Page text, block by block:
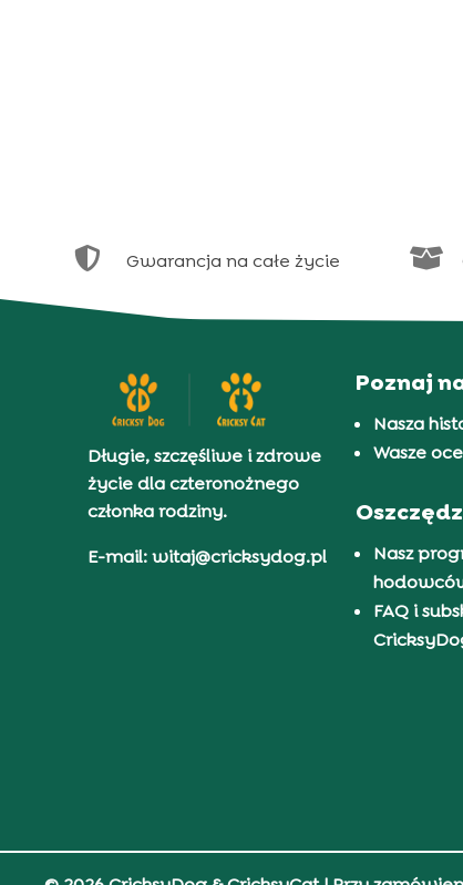
 Gwarancja na całe życie 
Długie, szczęśliwe i zdrowe
życie dla czteronożnego
członka rodziny.
E-mail: witaj@cricksydog.pl
Poznaj
Nasza
Wasze
Nasz
FAQ i